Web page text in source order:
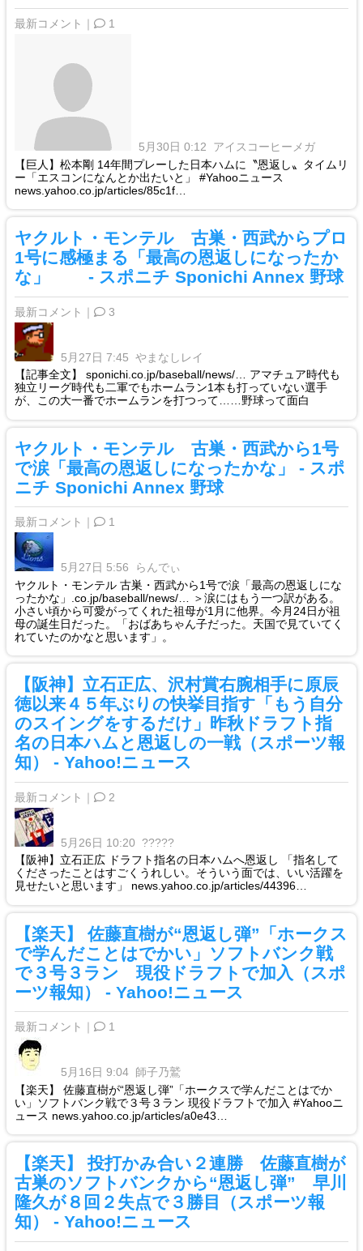
最新コメント｜ 1
5月30日 0:12
アイスコーヒーメガ
【巨人】松本剛 14年間プレーした日本ハムに〝恩返し〟タイムリ
ー「エスコンになんとか出たいと」 #Yahooニュース
news.yahoo.co.jp/articles/85c1f…
ヤクルト・モンテル 古巣・西武からプロ
1号に感極まる「最高の恩返しになったか
な」 - スポニチ Sponichi Annex 野球
最新コメント｜ 3
5月27日 7:45 やまなしレイ
【記事全文】 sponichi.co.jp/baseball/news/… アマチュア時代も
独立リーグ時代も二軍でもホームラン1本も打っていない選手
が、この大一番でホームランを打つって……野球って面白
ヤクルト・モンテル 古巣・西武から1号
で涙「最高の恩返しになったかな」 - スポ
ニチ Sponichi Annex 野球
最新コメント｜ 1
5月27日 5:56
らんでぃ
ヤクルト・モンテル 古巣・西武から1号で涙「最高の恩返しにな
ったかな」.co.jp/baseball/news/… ＞涙にはもう一つ訳がある。
小さい頃から可愛がってくれた祖母が1月に他界。今月24日が祖
母の誕生日だった。「おばあちゃん子だった。天国で見ていてく
れていたのかなと思います」。
【阪神】立石正広、沢村賞右腕相手に原辰
徳以来４５年ぶりの快挙目指す「もう自分
のスイングをするだけ」昨秋ドラフト指
名の日本ハムと恩返しの一戦（スポーツ報
知） - Yahoo!ニュース
最新コメント｜ 2
5月26日 10:20 ?????
【阪神】立石正広 ドラフト指名の日本ハムへ恩返し 「指名して
くださったことはすごくうれしい。そういう面では、いい活躍を
見せたいと思います」 news.yahoo.co.jp/articles/44396…
【楽天】 佐藤直樹が“恩返し弾”「ホークス
で学んだことはでかい」ソフトバンク戦
で３号３ラン 現役ドラフトで加入（スポ
ーツ報知） - Yahoo!ニュース
最新コメント｜ 1
5月16日 9:04 師子乃鷲
【楽天】 佐藤直樹が“恩返し弾”「ホークスで学んだことはでか
い」ソフトバンク戦で３号３ラン 現役ドラフトで加入 #Yahooニ
ュース news.yahoo.co.jp/articles/a0e43…
【楽天】 投打かみ合い２連勝 佐藤直樹が
古巣のソフトバンクから“恩返し弾” 早川
隆久が８回２失点で３勝目（スポーツ報
知） - Yahoo!ニュース